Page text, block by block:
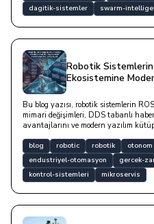
dagitik-sistemler
swarm-
Robotik
Ekosistemine
Bu blog yazısı, robotik sistemlerin
mimari değişimleri, DDS tabanlı
avantajlarını ve modern yazılım
blog robotic robotik otonom
endustriyel-otomasyon
gercek-
kontrol-sistemleri
mikroservis